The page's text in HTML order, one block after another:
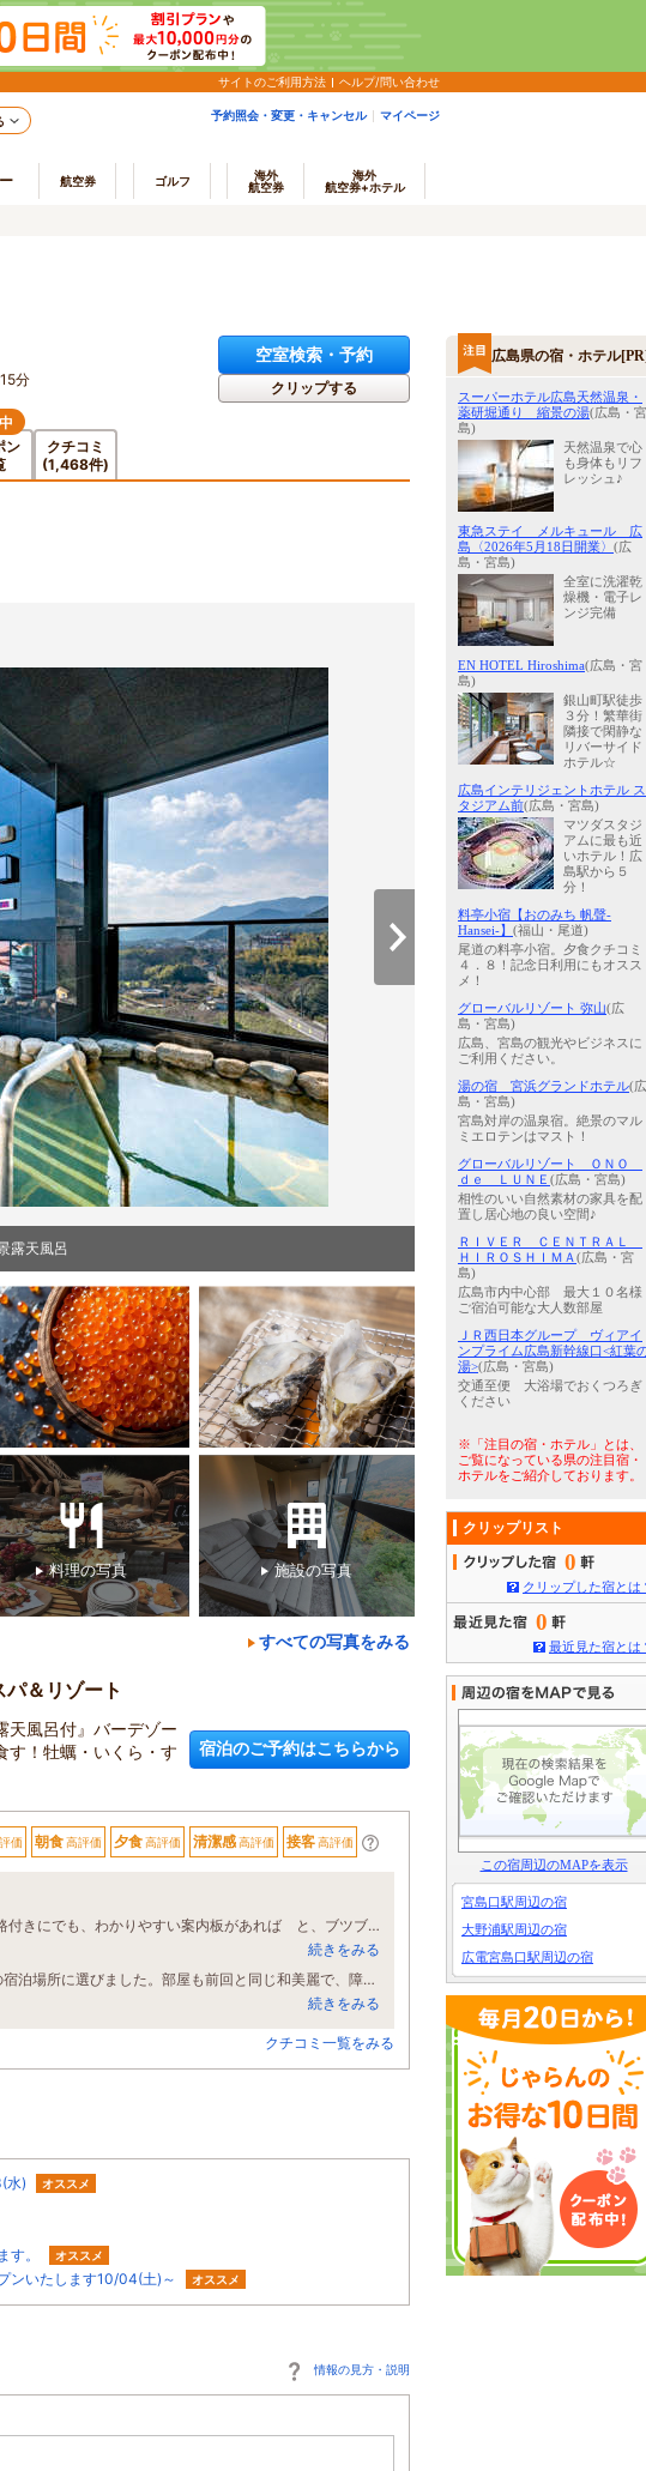
サイトのご利用方法 ヘルプ/問い合わせ
予約照会・変更・キャンセル マイページ
航空券 ゴルフ
海外
航空券
海外
航空券+ホテル
分
空室検索・予約
クリップする
ン
クチコミ
(1,468件)
スバーも同時ＯＰＥＮ！ 【オーシャンスイート】宮
料理の写真 施設の写真
すべての写真をみる
＆リゾート
天風呂付』バーデゾー
す！牡蠣・いくら・す
宿泊のご予約はこちらから
価 朝食高評価 夕食高評価 清潔感高評価 接客高評価
Googleマップでなんとか駐車場まで辿り着きました。途中の道路付きにでも、わかりやすい案内板があれば と、ブツブツ言いながら でした。ところが、入館して出るまで とても、良い印象でした。高台から望む風呂もグッドでした。
続きをみる
前回の宿泊で好印象だったので、広島での用事を済ませた後の宿泊場所に選びました。部屋も前回と同じ和美麗で、障子の模様に懐かしさを感じました。 早速、部屋の檜露天風呂に順番に入り、スッキリして、夕食会場に行きました。バイキング形式の料理は品数豊富で、刺身や天ぷら、ステーキ等どれも美味でしたが、特に蒸し牡蠣とすき焼きは最高でした。 折角だから、屋上展望風呂にも夜と朝にゆったりと入りました。妻も、特に炭酸温泉が気に入ったようでした。 クチコミにもあるように、ビル様式のつくりで移動距離も少なくて、高齢者には助かります。 あえて気になったことをいえば、トイレに手洗いが無いこと、クローゼットが押し入れを流用の感じがして、ベットとの間がとても狭くて使い難かったことです。 朝、5時前から、ベランダの椅子に座って、明けゆく瀬戸の景色を堪能しました。心安らぐひとときでした。また、機会があれば利用させていただきます。
続きをみる
クチコミ一覧をみる
水) オススメ
。 オススメ
ンいたします10/04(土)～ オススメ
情報の見方・説明
広島県の宿・ホテル
スーパーホテル広島天然温泉・
薬研堀通り 縮景の湯(広島・宮
島)
天然温泉で心
も身体もリフ
レッシュ♪
東急ステイ メルキュール 広
島〈2026年5月18日開業〉 (広
島・宮島)
全室に洗濯乾
燥機・電子レ
ンジ完備
EN HOTEL Hiroshima(広島・宮
島)
銀山町駅徒歩
３分！繁華街
隣接で閑静な
リバーサイド
ホテル☆
広島インテリジェントホテル ス
タジアム前(広島・宮島)
マツダスタジ
アムに最も近
いホテル！広
島駅から５
分！
料亭小宿【おのみち 帆聲-
Hansei-】 (福山・尾道)
尾道の料亭小宿。夕食クチコミ
４．８！記念日利用にもオスス
メ！
グローバルリゾート 弥山(広
島・宮島)
広島、宮島の観光やビジネスに
ご利用ください。
湯の宿 宮浜グランドホテル(広
島・宮島)
宮島対岸の温泉宿。絶景のマル
ミエロテンはマスト！
グローバルリゾート ＯＮＯ
ｄｅ ＬＵＮＥ (広島・宮島)
相性のいい自然素材の家具を配
置し居心地の良い空間♪
ＲＩＶＥＲ ＣＥＮＴＲＡＬ
ＨＩＲＯＳＨＩＭＡ (広島・宮
島)
広島市内中心部 最大１０名様
ご宿泊可能な大人数部屋
ＪＲ西日本グループ ヴィアイ
ンプライム広島新幹線口<紅葉
湯>(広島・宮島)
交通至便 大浴場でおくつろぎ
ください
※「注目の宿・ホテル」とは、
ご覧になっている県の注目宿・
ホテルをご紹介しております。
クリップリスト
0
クリップした宿とは
0
最近見た宿とは
この宿周辺のMAPを表示
宮島口駅周辺の宿
大野浦駅周辺の宿
広電宮島口駅周辺の宿